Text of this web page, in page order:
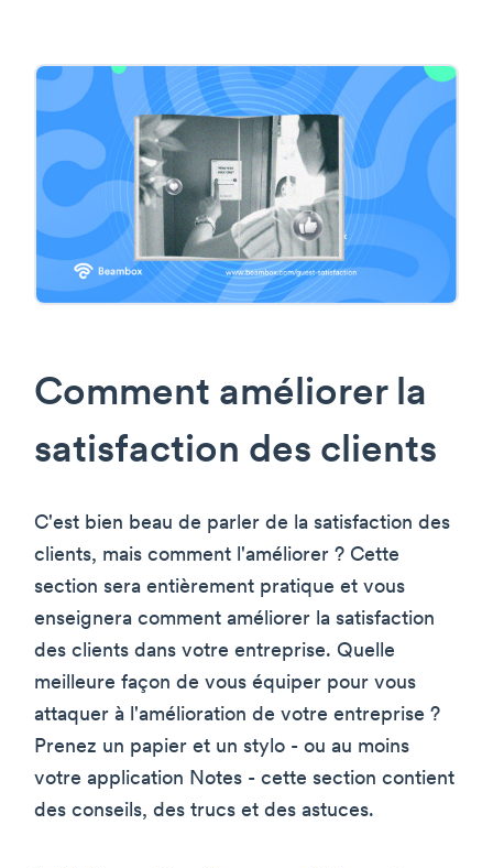
Comment améliorer la
satisfaction des clients
C'est bien beau de parler de la satisfaction des
clients, mais comment l'améliorer ? Cette
section sera entièrement pratique et vous
enseignera comment améliorer la satisfaction
des clients dans votre entreprise. Quelle
meilleure façon de vous équiper pour vous
attaquer à l'amélioration de votre entreprise ?
Prenez un papier et un stylo - ou au moins
votre application Notes - cette section contient
des conseils, des trucs et des astuces.